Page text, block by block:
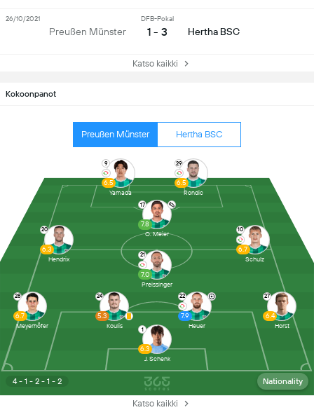
Kokoonpanot
Preußen Münster Hertha BSC
4 - 1 - 2 - 1 - 2 Nationality
1
6.3
J. Schenk
28
6.7
Meyerhöfer
24
5.3
Koulis
22
7.9
Heuer
27
6.4
Horst
21
7.0
Preissinger
20
6.3
Hendrix
10
6.7
Schulz
17
7.8
O. Meier
9
6.5
Yamada
29
6.5
Rondic
Katso kaikki
Preußen Münster
DFB-Pokal
1 - 3 Hertha BSC
26/10/2021
Katso kaikki